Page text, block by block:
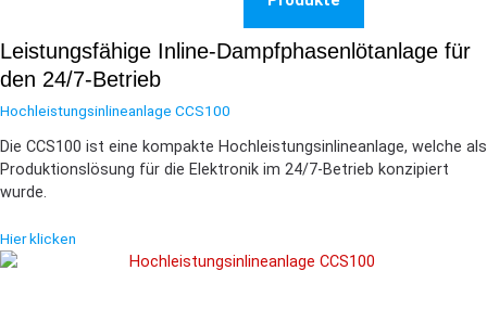
Leistungsfähige Inline-Dampfphasenlötanlage für
den 24/7-Betrieb
Hochleistungsinlineanlage CCS100
Die CCS100 ist eine kompakte Hochleistungsinlineanlage, welche als
Produktionslösung für die Elektronik im 24/7-Betrieb konzipiert
wurde.
Hier klicken